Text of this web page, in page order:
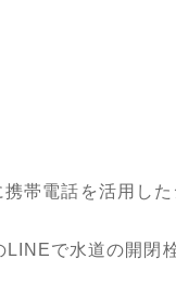
帯電話を活用し
で水道の開閉